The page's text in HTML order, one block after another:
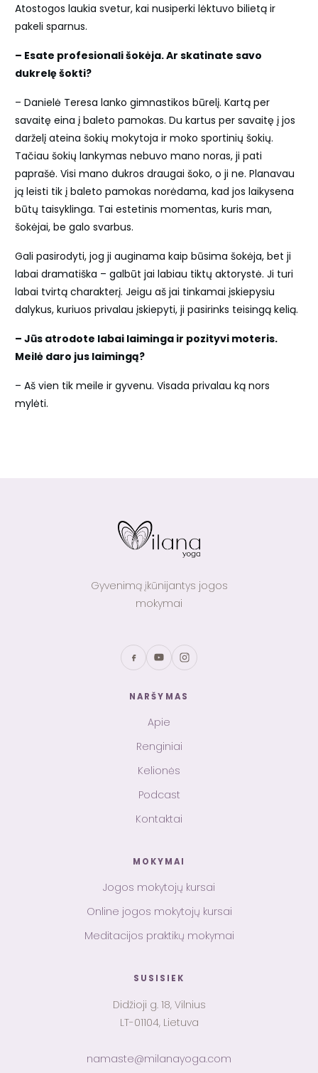
Atostogos laukia svetur, kai nusiperki lėktuvo bilietą ir
pakeli sparnus.
– Esate profesionali šokėja. Ar skatinate savo
dukrelę šokti?
– Danielė Teresa lanko gimnastikos būrelį. Kartą per
savaitę eina į baleto pamokas. Du kartus per savaitę į jos
darželį ateina šokių mokytoja ir moko sportinių šokių.
Tačiau šokių lankymas nebuvo mano noras, ji pati
paprašė. Visi mano dukros draugai šoko, o ji ne. Planavau
ją leisti tik į baleto pamokas norėdama, kad jos laikysena
būtų taisyklinga. Tai estetinis momentas, kuris man,
šokėjai, be galo svarbus.
Gali pasirodyti, jog ji auginama kaip būsima šokėja, bet ji
labai dramatiška – galbūt jai labiau tiktų aktorystė. Ji turi
labai tvirtą charakterį. Jeigu aš jai tinkamai įskiepysiu
dalykus, kuriuos privalau įskiepyti, ji pasirinks teisingą kelią.
– Jūs atrodote labai laiminga ir pozityvi moteris.
Meilė daro jus laimingą?
– Aš vien tik meile ir gyvenu. Visada privalau ką nors
mylėti.
Gyvenimą įkūnijantys jogos
mokymai
NARŠYMAS
Apie
Renginiai
Kelionės
Podcast
Kontaktai
MOKYMAI
Jogos mokytojų kursai
Online jogos mokytojų kursai
Meditacijos praktikų mokymai
SUSISIEK
Didžioji g. 18, Vilnius
LT-01104, Lietuva
namaste@milanayoga.com